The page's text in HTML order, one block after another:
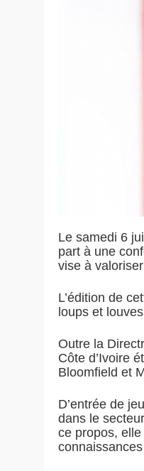
Le samedi 6
part à une
vise à
L’édition de
loups et
Outre la
Côte d’Ivoire
Bloomfield et
D’entrée de
dans le
ce propos,